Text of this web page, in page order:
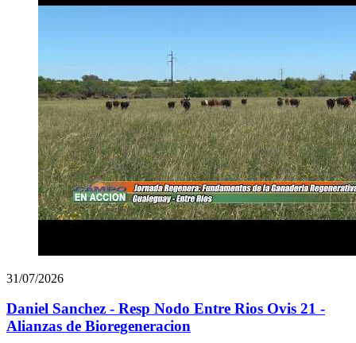
31/07/2026
Daniel Sanchez - Resp Nodo Entre Rios Ovis 21 -
Alianzas de Bioregeneracion